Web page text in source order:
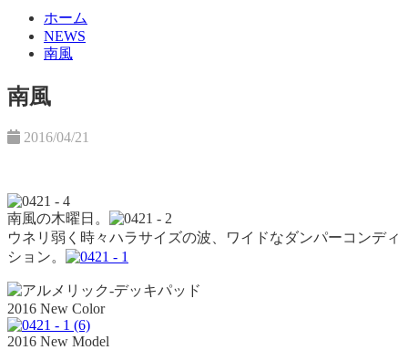
ホーム
NEWS
南風
南風
2016/04/21
南風の木曜日。
ウネリ弱く時々ハラサイズの波、ワイドなダンパーコンディ
ション。
2016 New Color
2016 New Model